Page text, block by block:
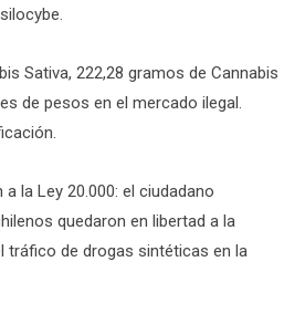
Sativa, 222,28 gramos de Cannabis
de pesos en el mercado ilegal.
la Ley 20.000: el ciudadano
quedaron en libertad a la
tráfico de drogas sintéticas en la